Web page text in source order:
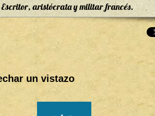
aristócrata y militar francés.
un vistazo